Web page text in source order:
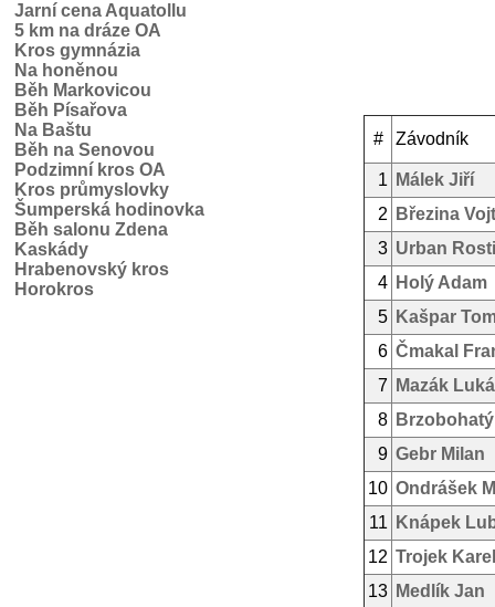
Jarní cena Aquatollu
5 km na dráze OA
Kros gymnázia
Na honěnou
Běh Markovicou
Běh Písařova
Na Baštu
Běh na Senovou
Podzimní kros OA
Kros průmyslovky
Šumperská hodinovka
Běh salonu Zdena
Kaskády
Hrabenovský kros
Horokros
# Závodník
1
Málek Jiří
2
Březina
3 Urban
4 Holý Adam
5 Kašpar
6 Čmakal
7
Mazák
8
9 Gebr Milan
10 Ondrášek
11
Knápek
12 Trojek Karel
13 Medlík Jan